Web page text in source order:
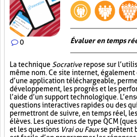
0 Évaluer en temps
La technique Socrativerepose sur
même nom. Ce site internet,
d’une application téléchargeable,
développement, les progrès et les
l’aide d’un support technologique.
questions interactives rapides ou des
permettront de suivre, en temps réel,
élèves. Les questions de type QCM
et les questions Vrai ou Fauxse prêtent